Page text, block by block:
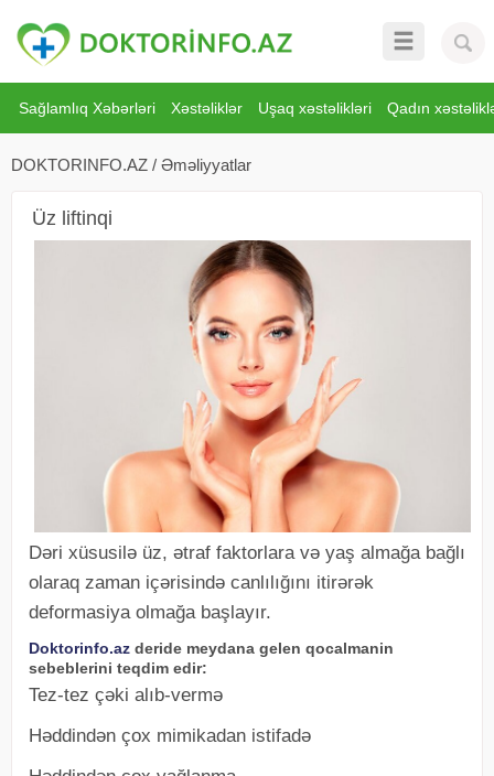
Sağlamlıq Xəbərləri Xəstəliklər Uşaq xəstəlikləri Qadın
DOKTORINFO.AZ / Əməliyyatlar
Üz liftinqi
Dəri xüsusilə üz, ətraf faktorlara və yaş almağa bağlı
olaraq zaman içərisində canlılığını itirərək
deformasiya olmağa başlayır.
Doktorinfo.az deride meydana gelen qocalmanin
sebeblerini teqdim edir:
Tez-tez çəki alıb-vermə
Həddindən çox mimikadan istifadə